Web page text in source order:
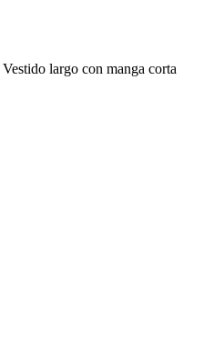
Vestido largo con manga corta